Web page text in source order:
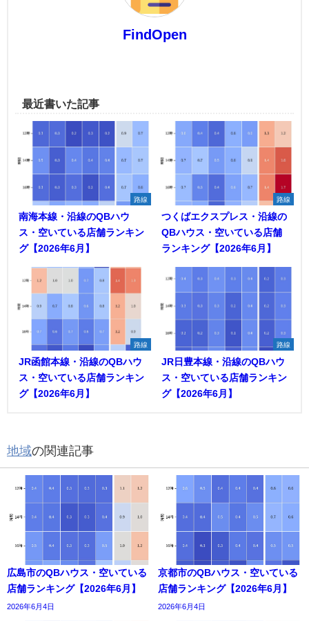
FindOpen
最近書いた記事
路線
南海本線・沿線のQBハウ
ス・空いている店舗ランキン
グ【2026年6月】
路線
つくばエクスプレス・沿線の
QBハウス・空いている店舗
ランキング【2026年6月】
路線
JR函館本線・沿線のQBハウ
ス・空いている店舗ランキン
グ【2026年6月】
路線
JR日豊本線・沿線のQBハウ
ス・空いている店舗ランキン
グ【2026年6月】
地域の関連記事
広島市のQBハウス・空いている
店舗ランキング【2026年6月】
2026年6月4日
京都市のQBハウス・空いている
店舗ランキング【2026年6月】
2026年6月4日